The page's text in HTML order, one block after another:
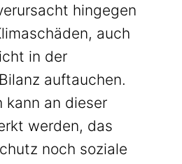
hingegen
auch
in der
auftauchen.
kann an dieser
werden, das
noch soziale